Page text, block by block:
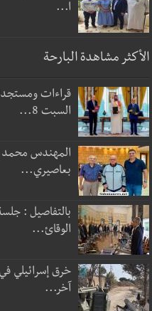
ا...
الأكثر مشاهدة البارحة
قراءات
السبت 8...
المهندس محمد
بعاصيري...
بالتفاصيل :
الوقائ...
خرق إسرائيلي في
آخر...